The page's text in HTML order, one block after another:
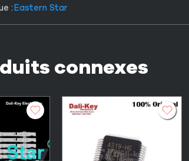
:Eastern Star
connexes